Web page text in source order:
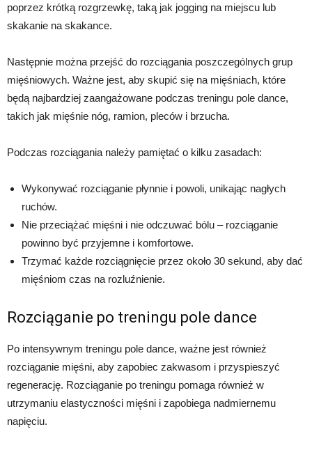
poprzez krótką rozgrzewkę, taką jak jogging na miejscu lub
skakanie na skakance.
Następnie można przejść do rozciągania poszczególnych grup
mięśniowych. Ważne jest, aby skupić się na mięśniach, które
będą najbardziej zaangażowane podczas treningu pole dance,
takich jak mięśnie nóg, ramion, pleców i brzucha.
Podczas rozciągania należy pamiętać o kilku zasadach:
Wykonywać rozciąganie płynnie i powoli, unikając nagłych
ruchów.
Nie przeciążać mięśni i nie odczuwać bólu – rozciąganie
powinno być przyjemne i komfortowe.
Trzymać każde rozciągnięcie przez około 30 sekund, aby dać
mięśniom czas na rozluźnienie.
Rozciąganie po treningu pole dance
Po intensywnym treningu pole dance, ważne jest również
rozciąganie mięśni, aby zapobiec zakwasom i przyspieszyć
regenerację. Rozciąganie po treningu pomaga również w
utrzymaniu elastyczności mięśni i zapobiega nadmiernemu
napięciu.